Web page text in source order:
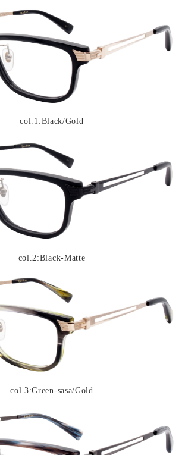
col.1:Black/Gold
col.2:Black-Matte
col.3:Green-sasa/Gold